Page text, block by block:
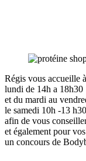
Régis vous accueille
lundi de 14h a 18h30
et du mardi au
le samedi 10h -13
afin de vous
et également pour
un concours de